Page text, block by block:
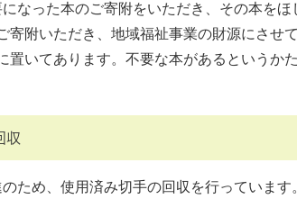
なった本のご寄附をいただき、その本を
寄附いただき、地域福祉事業の財源にさせ
置いてあります。不要な本があるというか
収
ため、使用済み切手の回収を行っていま